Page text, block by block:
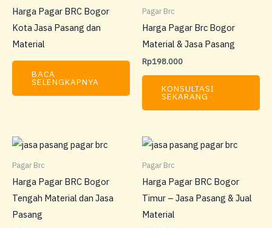
Harga Pagar BRC Bogor
Kota Jasa Pasang dan
Material
BACA
SELENGKAPNYA
Pagar Brc
Harga Pagar Brc Bogor
Material & Jasa Pasang
Rp198.000
KONSULTASI
SEKARANG
Pagar Brc
Harga Pagar BRC Bogor
Tengah Material dan Jasa
Pasang
Pagar Brc
Harga Pagar BRC Bogor
Timur – Jasa Pasang & Jual
Material